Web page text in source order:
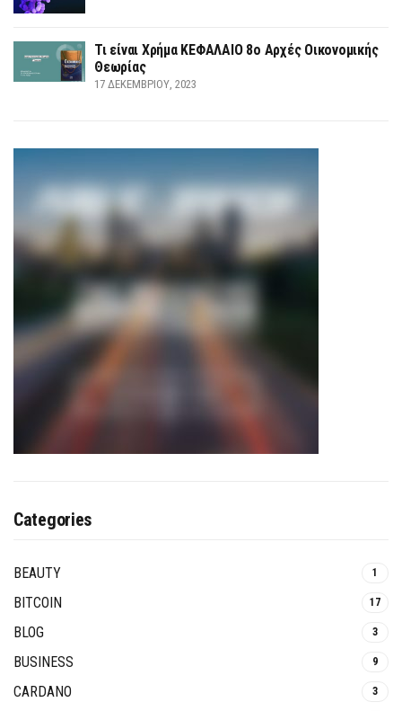
Τι είναι Χρήμα ΚΕΦΑΛΑΙΟ 8ο Αρχές Οικονομικής
Θεωρίας
17 ΔΕΚΕΜΒΡΊΟΥ, 2023
Categories
BEAUTY 1
BITCOIN 17
BLOG 3
BUSINESS 9
CARDANO 3